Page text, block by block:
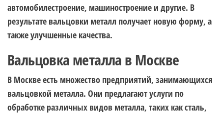
автомобилестроение, машиностроение и другие. В
результате вальцовки металл получает новую форму, а
также улучшенные качества.
Вальцовка металла в Москве
В Москве есть множество предприятий, занимающихся
вальцовкой металла. Они предлагают услуги по
обработке различных видов металла, таких как сталь,